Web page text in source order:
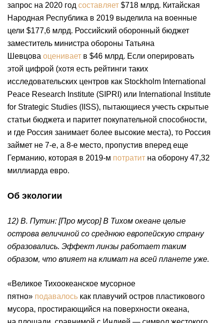
запрос на 2020 год составляет $718 млрд. Китайская
Народная Республика в 2019 выделила на военные
цели $177,6 млрд. Российский оборонный бюджет
заместитель министра обороны Татьяна
Шевцова оценивает в $46 млрд. Если оперировать
этой цифрой (хотя есть рейтинги таких
исследовательских центров как Stockholm International
Peace Research Institute (SIPRI) или International Institute
for Strategic Studies (IISS), пытающиеся учесть скрытые
статьи бюджета и паритет покупательной способности,
и где Россия занимает более высокие места), то Россия
займет не 7-е, а 8-е место, пропустив вперед еще
Германию, которая в 2019-м потратит на оборону 47,32
миллиарда евро.
Об экологии
12) В. Путин: [Про мусор] В Тихом океане целые
острова величиной со среднюю европейскую страну
образовались. Эффект линзы работает таким
образом, что влияет на климат на всей планете уже.
«Великое Тихоокеанское мусорное
пятно» подавалось как плавучий остров пластикового
мусора, простирающийся на поверхности океана,